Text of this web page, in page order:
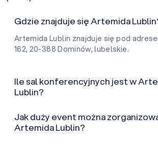
Gdzie znajduje się Artemida
Artemida Lublin znajduje się pod
162, 20-388 Dominów, lubelskie.
Ile sal konferencyjnych jest w
Lublin?
Jak duży event można
Artemida Lublin?